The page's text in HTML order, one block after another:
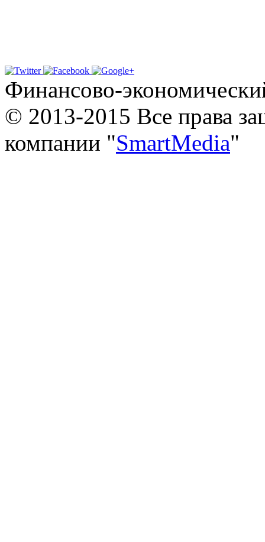
Финансово-
© 2013-2015 Все права
компании "SmartMedia"